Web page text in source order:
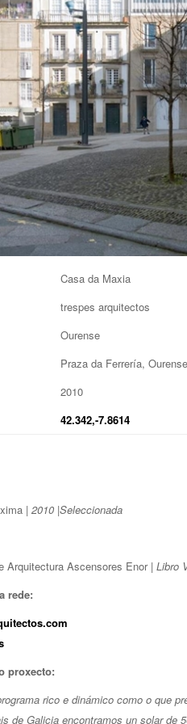
Casa da Maxia
trespes arquitectos
Ourense
Praza da Ferrería, Ourense
2010
42.342,-7.8614
| 2010 |Seleccionada
Arquitectura Ascensores Enor | Libro
rede:
proxecto:
rico e dinámico como o que
de Galicia encontramos un solar de